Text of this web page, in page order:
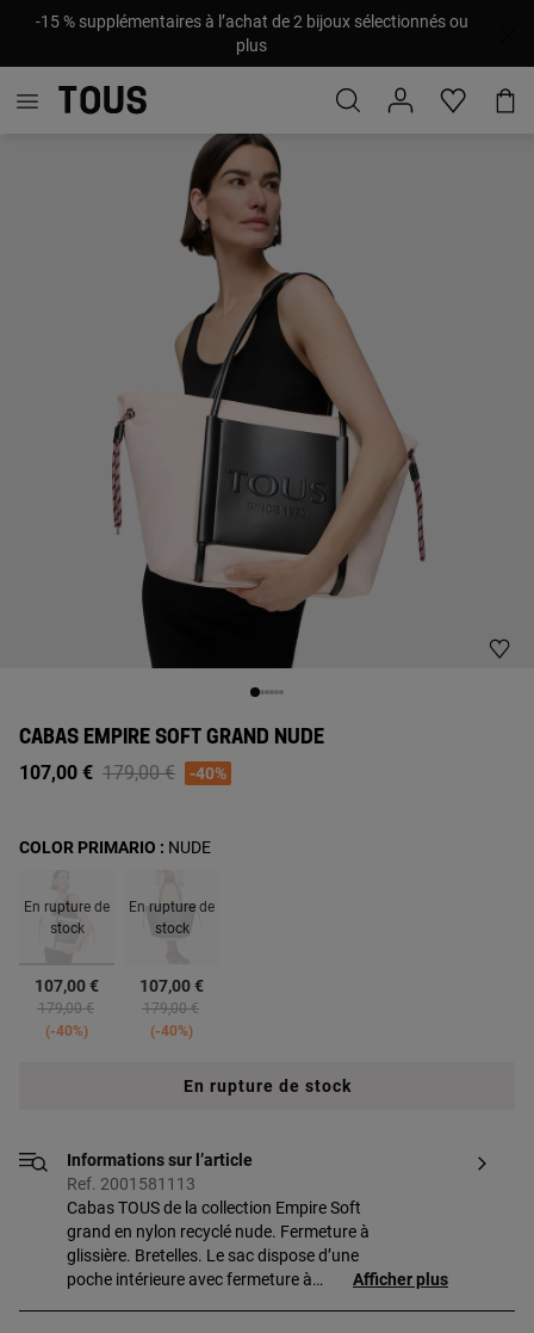
-15 % supplémentaires à l’achat de 2 bijoux sélectionnés ou
plus
CABAS EMPIRE SOFT GRAND NUDE
107,00 € Price reduced from
179,00 €to-40%
En rupture de
stock
sélectionné
107,00 €
Price reduced from
179,00 €to
-40%
En rupture de
stock
107,00 €
Price reduced from
179,00 €to
-40%
COLOR PRIMARIO : NUDE
En rupture de stock
Informations sur l’article
Ref. 2001581113
Cabas TOUS de la collection Empire Soft
grand en nylon recyclé nude. Fermeture à
glissière. Bretelles. Le sac dispose d’une
poche intérieure avec fermeture à
Afficher plus